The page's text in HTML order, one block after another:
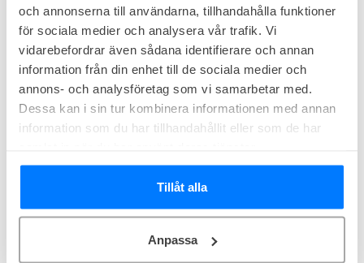
och annonserna till användarna, tillhandahålla funktioner
för sociala medier och analysera vår trafik. Vi
vidarebefordrar även sådana identifierare och annan
information från din enhet till de sociala medier och
annons- och analysföretag som vi samarbetar med.
Dessa kan i sin tur kombinera informationen med annan
information som du har tillhandahållit eller som de har
Tillåt alla
Anpassa
Kontorsrum från14 000kr/mån
Storlek från12m²
Medlemskap från7 500kr/mån
ytor och plats för både arbete och event. Här erbjuds ergonomiskt
möblerade kontor, mötesrum i flera storlekar och full service med
frukost, kaffe och duschmöjligheter. Läget ger direkt tillgång till
Resultat 1-2 (utav 2)
Utforska efter storlek och budget (med priser)
Kontorshotell Jönköping för 3-5 personer
Kontorshotell Jönköping för 6-10 personer
Kontorshotell Jönköping för 11-20 personer